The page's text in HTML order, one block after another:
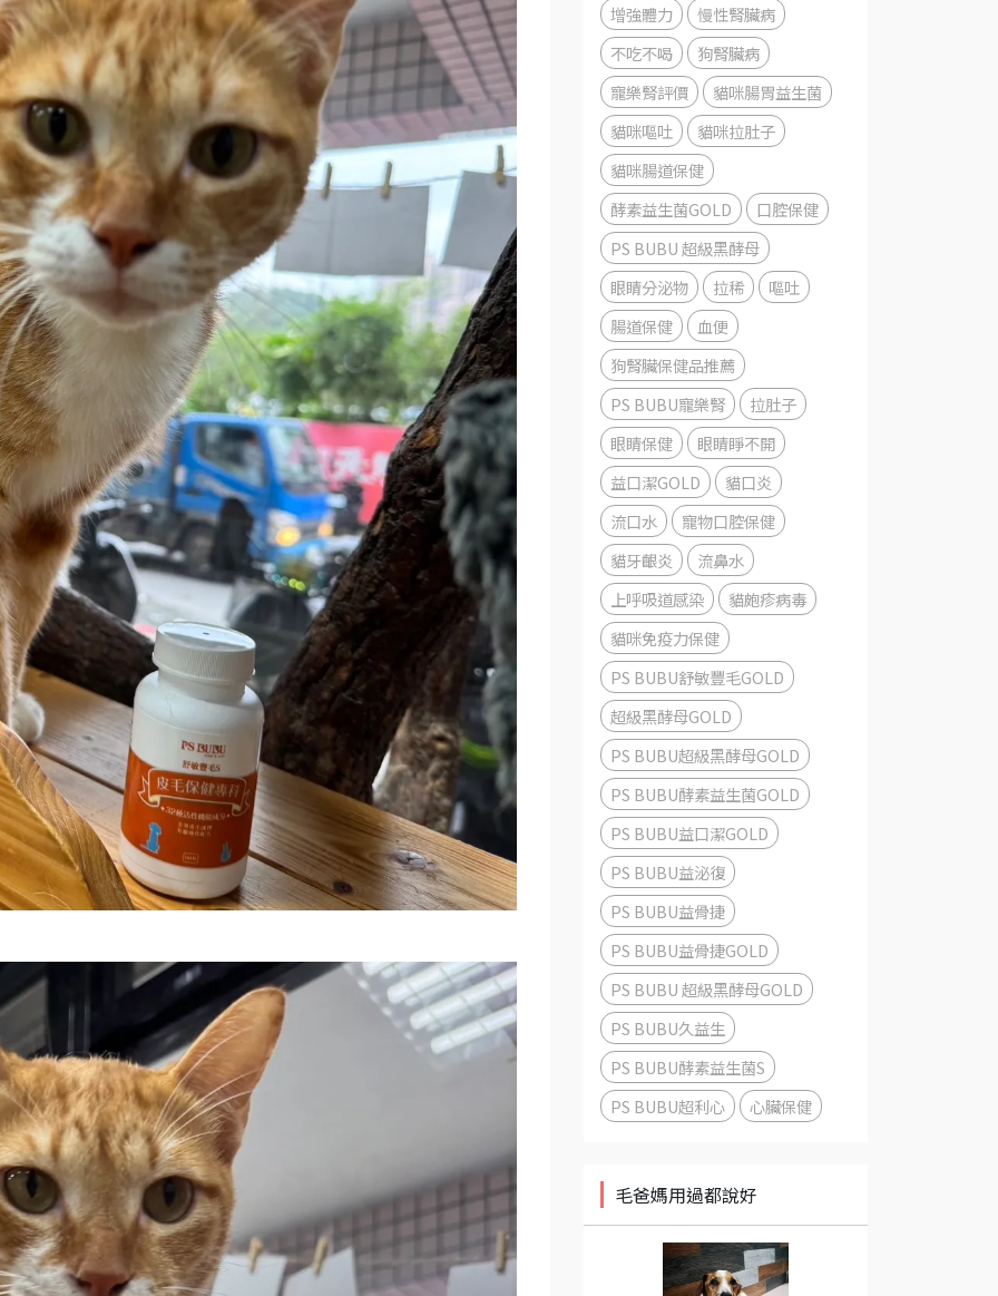
增強體力
慢性腎臟病
不吃不喝
狗腎臟病
寵樂腎評價
貓咪腸胃益生菌
貓咪嘔吐
貓咪拉肚子
貓咪腸道保健
酵素益生菌GOLD
口腔保健
PS BUBU 超級黑酵母
眼睛分泌物
拉稀
嘔吐
腸道保健
血便
狗腎臟保健品推薦
PS BUBU寵樂腎
拉肚子
眼睛保健
眼睛睜不開
益口潔GOLD
貓口炎
流口水
寵物口腔保健
貓牙齦炎
流鼻水
上呼吸道感染
貓皰疹病毒
貓咪免疫力保健
PS BUBU舒敏豐毛GOLD
超級黑酵母GOLD
PS BUBU超級黑酵母GOLD
PS BUBU酵素益生菌GOLD
PS BUBU益口潔GOLD
PS BUBU益泌復
PS BUBU益骨捷
PS BUBU益骨捷GOLD
PS BUBU 超級黑酵母GOLD
PS BUBU久益生
PS BUBU酵素益生菌S
PS BUBU超利心
心臟保健
毛爸媽用過都說好